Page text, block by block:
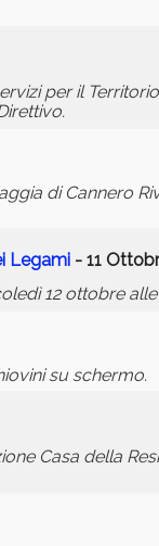
per il
di Cannero
Legami - 11
12 ottobre alle
su schermo.
Casa della